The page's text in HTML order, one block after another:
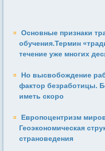
Основные признаки
обучения.Термин
течение уже многих
Но высвобождение
фактор безработицы.
иметь скоро
Европоцентризм
Геоэкономическая
страноведения